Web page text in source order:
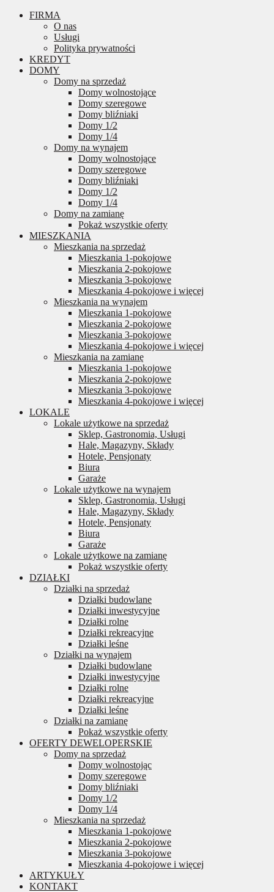
FIRMA
O nas
Usługi
Polityka prywatności
KREDYT
DOMY
Domy na sprzedaż
Domy wolnostojące
Domy szeregowe
Domy bliźniaki
Domy 1/2
Domy 1/4
Domy na wynajem
Domy wolnostojące
Domy szeregowe
Domy bliźniaki
Domy 1/2
Domy 1/4
Domy na zamianę
Pokaż wszystkie oferty
MIESZKANIA
Mieszkania na sprzedaż
Mieszkania 1-pokojowe
Mieszkania 2-pokojowe
Mieszkania 3-pokojowe
Mieszkania 4-pokojowe i więcej
Mieszkania na wynajem
Mieszkania 1-pokojowe
Mieszkania 2-pokojowe
Mieszkania 3-pokojowe
Mieszkania 4-pokojowe i więcej
Mieszkania na zamianę
Mieszkania 1-pokojowe
Mieszkania 2-pokojowe
Mieszkania 3-pokojowe
Mieszkania 4-pokojowe i więcej
LOKALE
Lokale użytkowe na sprzedaż
Sklep, Gastronomia, Usługi
Hale, Magazyny, Składy
Hotele, Pensjonaty
Biura
Garaże
Lokale użytkowe na wynajem
Sklep, Gastronomia, Usługi
Hale, Magazyny, Składy
Hotele, Pensjonaty
Biura
Garaże
Lokale użytkowe na zamianę
Pokaż wszystkie oferty
DZIAŁKI
Działki na sprzedaż
Działki budowlane
Działki inwestycyjne
Działki rolne
Działki rekreacyjne
Działki leśne
Działki na wynajem
Działki budowlane
Działki inwestycyjne
Działki rolne
Działki rekreacyjne
Działki leśne
Działki na zamianę
Pokaż wszystkie oferty
OFERTY DEWELOPERSKIE
Domy na sprzedaż
Domy wolnostojąc
Domy szeregowe
Domy bliźniaki
Domy 1/2
Domy 1/4
Mieszkania na sprzedaż
Mieszkania 1-pokojowe
Mieszkania 2-pokojowe
Mieszkania 3-pokojowe
Mieszkania 4-pokojowe i więcej
ARTYKUŁY
KONTAKT